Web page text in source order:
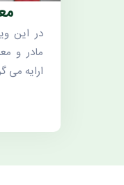
در این
مادر و
ارایه می